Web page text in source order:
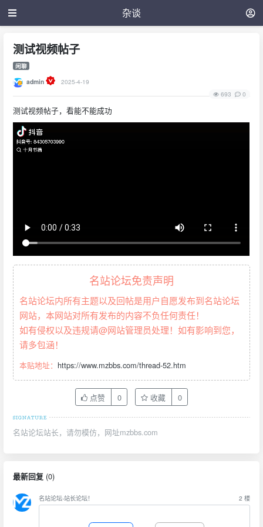
杂谈
测试视频帖子
闲聊
admin
2025-4-19
693
0
测试视频帖子，看能不能成功
名站论坛免责声明
名站论坛内所有主题以及回帖是用户自愿发布到名站论坛
网站，本网站对所有发布的内容不负任何责任！
如有侵权以及违规请@网站管理员处理！如有影响到您，
请多包涵！
本贴地址： https://www.mzbbs.com/thread-52.htm
点赞 0 收藏 0
名站论坛站长，请勿模仿，网址mzbbs.com
最新回复 (0)
名站论坛-站长论坛！ 2 楼